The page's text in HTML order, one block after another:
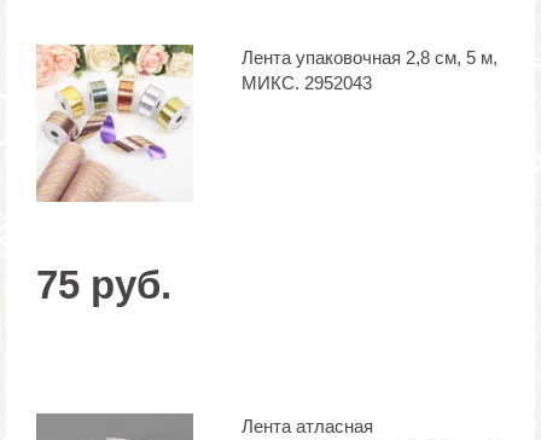
Лента упаковочная 2,8 см, 5 м,
МИКС. 2952043
75 руб.
Лента атласная